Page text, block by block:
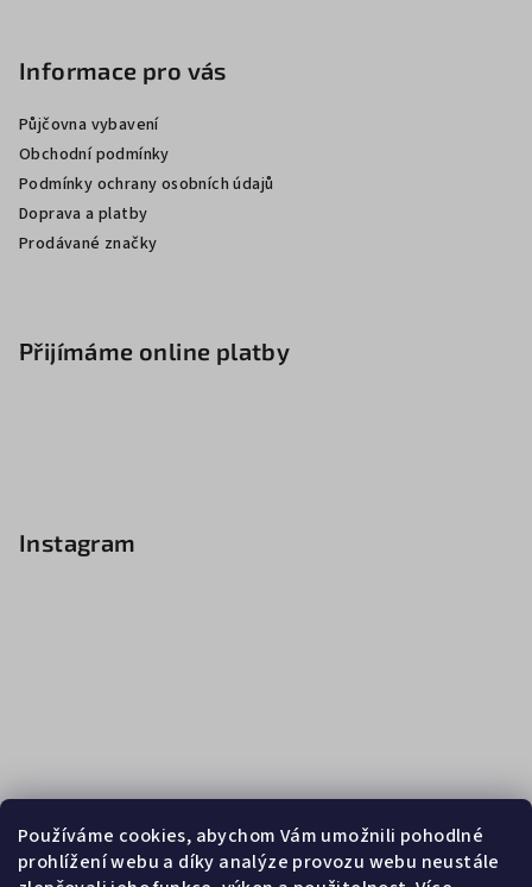
Používáme cookies, abychom Vám umožnili pohodlné
prohlížení webu a díky analýze provozu webu neustále
Informace pro vás
Půjčovna vybavení
Obchodní podmínky
Podmínky ochrany osobních údajů
Doprava a platby
Prodávané značky
Přijímáme online platby
Instagram